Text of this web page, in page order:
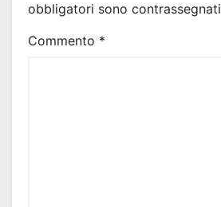
obbligatori sono contrassegnati
Commento *